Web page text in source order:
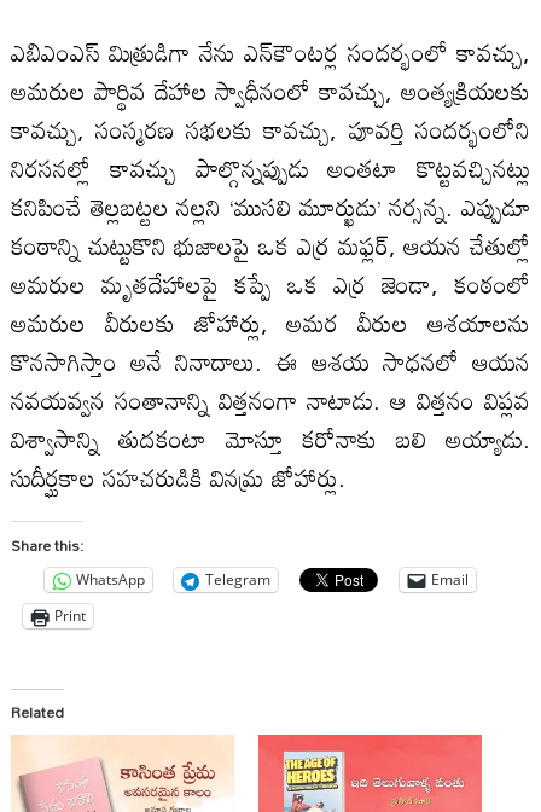
ఎబిఎంఎస్‌ మిత్రుడిగా నేను ఎన్‌కౌంటర్ల సందర్భంలో కావచ్చు,
అమరుల పార్థివ దేహాల స్వాధీనంలో కావచ్చు, అంత్యక్రియలకు
కావచ్చు, సంస్మరణ సభలకు కావచ్చు, పూవర్తి సందర్భంలోని
నిరసనల్లో కావచ్చు పాల్గొన్నప్పుడు అంతటా కొట్టవచ్చినట్లు
కనిపించే తెల్లబట్టల నల్లని ‘ముసలి మూర్ఖుడు’ నర్సన్న. ఎప్పుడూ
కంఠాన్ని చుట్టుకొని భుజాలపై ఒక ఎర్ర మఫ్లర్‌, ఆయన చేతుల్లో
అమరుల మృతదేహాలపై కప్పే ఒక ఎర్ర జెండా, కంఠంలో
అమరుల వీరులకు జోహార్లు, అమర వీరుల ఆశయాలను
కొనసాగిస్తాం అనే నినాదాలు. ఈ ఆశయ సాధనలో ఆయన
నవయవ్వన సంతానాన్ని విత్తనంగా నాటాడు. ఆ విత్తనం విప్లవ
విశ్వాసాన్ని తుదకంటా మోస్తూ కరోనాకు బలి అయ్యాడు.
సుదీర్ఘకాల సహచరుడికి వినమ్ర జోహార్లు.
Share this:
WhatsApp Telegram
Email
Print
Related